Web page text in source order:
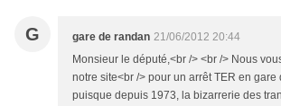
G gare de randan 21/06/2012 20:44
Monsieur le député,<br /> <br /> Nous
notre site<br /> pour un arrêt TER en gare
puisque depuis 1973, la bizarrerie des